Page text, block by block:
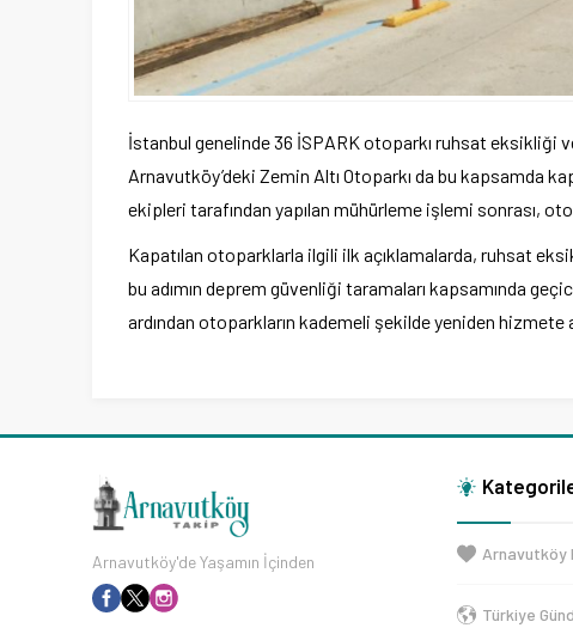
İstanbul genelinde 36 İSPARK otoparkı ruhsat eksikliği
Arnavutköy’deki Zemin Altı Otoparkı da bu kapsamda
ekipleri tarafından yapılan mühürleme işlemi sonrası,
Kapatılan otoparklarla ilgili ilk açıklamalarda, ruhsat
bu adımın deprem güvenliği taramaları kapsamında
ardından otoparkların kademeli şekilde yeniden hizmete
Arnavutköy'de Yaşamın İçinden Arnavutköy
Türkiye